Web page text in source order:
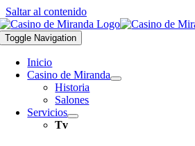
Saltar al contenido
Toggle Navigation
Inicio
Casino de Miranda
Historia
Salones
Servicios
Tv